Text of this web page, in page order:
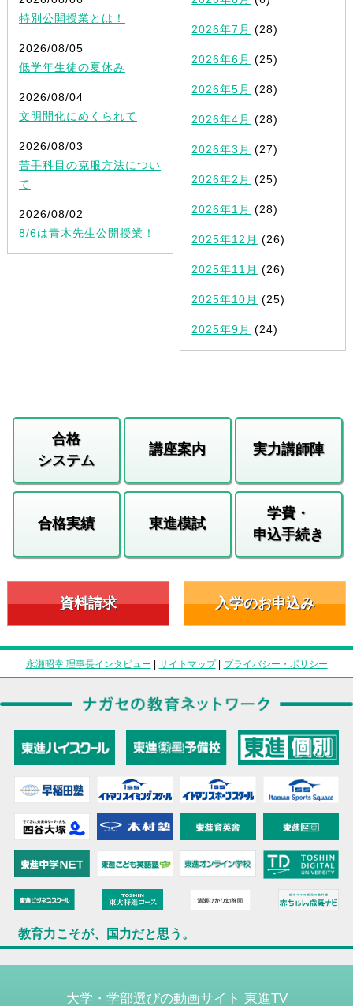
特別公開授業とは！
2026/08/05
低学年生徒の夏休み
2026/08/04
文明開化にめくられて
2026/08/03
苦手科目の克服方法につい
て
2026/08/02
8/6は青木先生公開授業！
2026年7月 (28)
2026年6月 (25)
2026年5月 (28)
2026年4月 (28)
2026年3月 (27)
2026年2月 (25)
2026年1月 (28)
2025年12月 (26)
2025年11月 (26)
2025年10月 (25)
2025年9月 (24)
合格
システム
講座案内 実力講師陣
合格実績 東進模試
学費・
申込手続き
資料請求 入学のお申込み
永瀬昭幸 理事長インタビュー | サイトマップ| プライバシー・ポリシー
教育力こそが、国力だと思う。
大学・学部選びの動画サイト 東進TV